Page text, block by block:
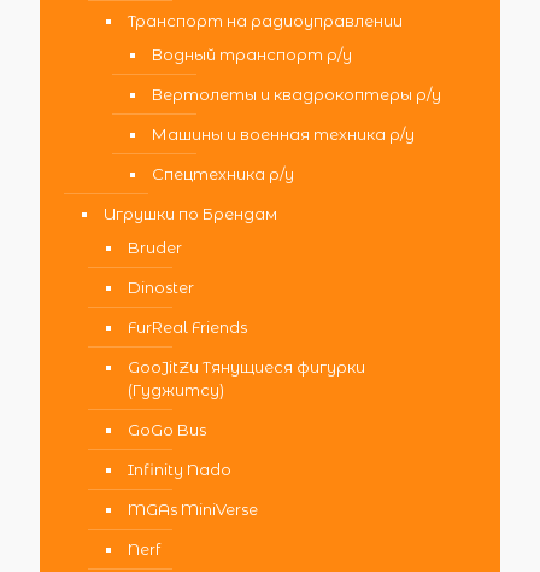
Транспорт на радиоуправлении
Водный транспорт р/у
Вертолеты и квадрокоптеры р/у
Машины и военная техника р/у
Спецтехника р/у
Игрушки по Брендам
Bruder
Dinoster
FurReal Friends
GooJitZu Тянущиеся фигурки
(Гуджитсу)
GoGo Bus
Infinity Nado
MGAs MiniVerse
Nerf